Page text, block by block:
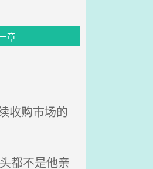
章
收购市场的
都不是他亲